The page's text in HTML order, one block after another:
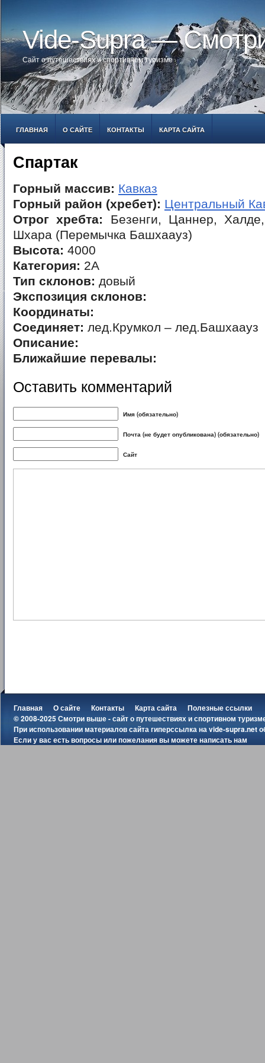
Vide-Supra —
Сайт о путешествиях и спортивном туризме
ГЛАВНАЯ О САЙТЕ КОНТАКТЫ КАРТА САЙТА
Спартак
Горный массив: Кавказ
Горный район (хребет): Центральный
Отрог хребта: Безенги, Цаннер,
Шхара (Перемычка Башхаауз)
Высота: 4000
Категория: 2А
Тип склонов: довый
Экспозиция склонов:
Координаты:
Соединяет: лед.Крумкол – лед.Башхаауз
Описание:
Ближайшие перевалы:
Оставить комментарий
Имя (обязательно)
Почта (не будет опубликована) (обязательно)
Сайт
Главная О сайте Контакты Карта сайта
Полезные ссылки
© 2008-2025 Смотри выше - сайт о путешествиях и спортивном
При использовании материалов сайта гиперссылка наvide-supra.net
Если у вас есть вопросы или пожелания вы можетенаписать нам